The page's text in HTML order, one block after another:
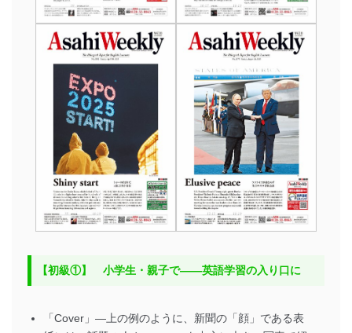
【初級①】 小学生・親子で――英語学習の入り口に
「Cover」―上の例のように、新聞の「顔」である表